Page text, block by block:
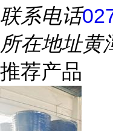
联系电话
所在地址黄
推荐产品